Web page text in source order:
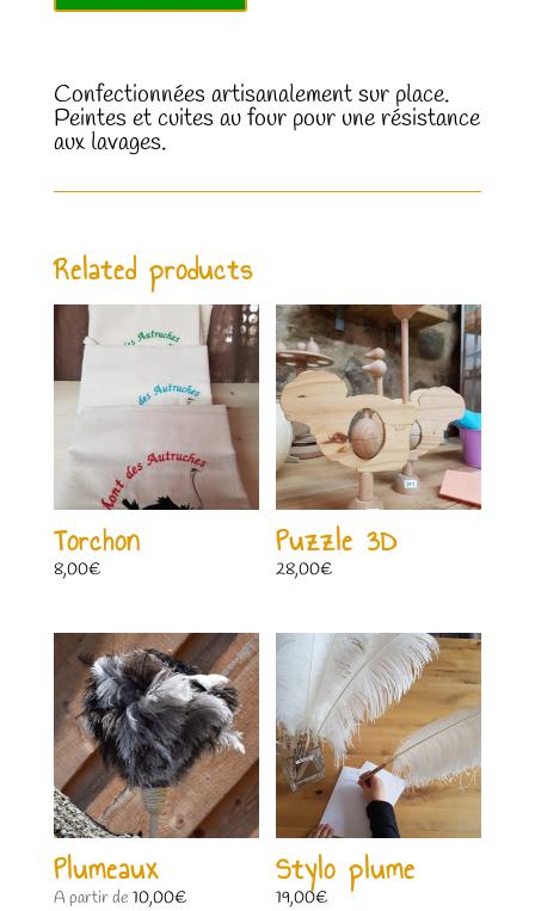
Confectionnées artisanalement sur place.
Peintes et cuites au four pour une résistance
aux lavages.
Related products
Torchon
8,00€
Puzzle 3D
28,00€
Plumeaux
A partir de 10,00€
Stylo plume
19,00€